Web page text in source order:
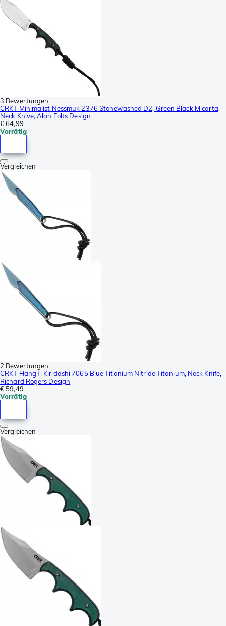
3 Bewertungen
CRKT Minimalist Nessmuk 2376 Stonewashed D2, Green Black Micarta,
Neck Knive, Alan Folts Design
€ 64,99
Vorrätig
Vergleichen
2 Bewertungen
CRKT HangTi Kiridashi 7065 Blue Titanium Nitride Titanium, Neck Knife,
Richard Rogers Design
€ 59,49
Vorrätig
Vergleichen